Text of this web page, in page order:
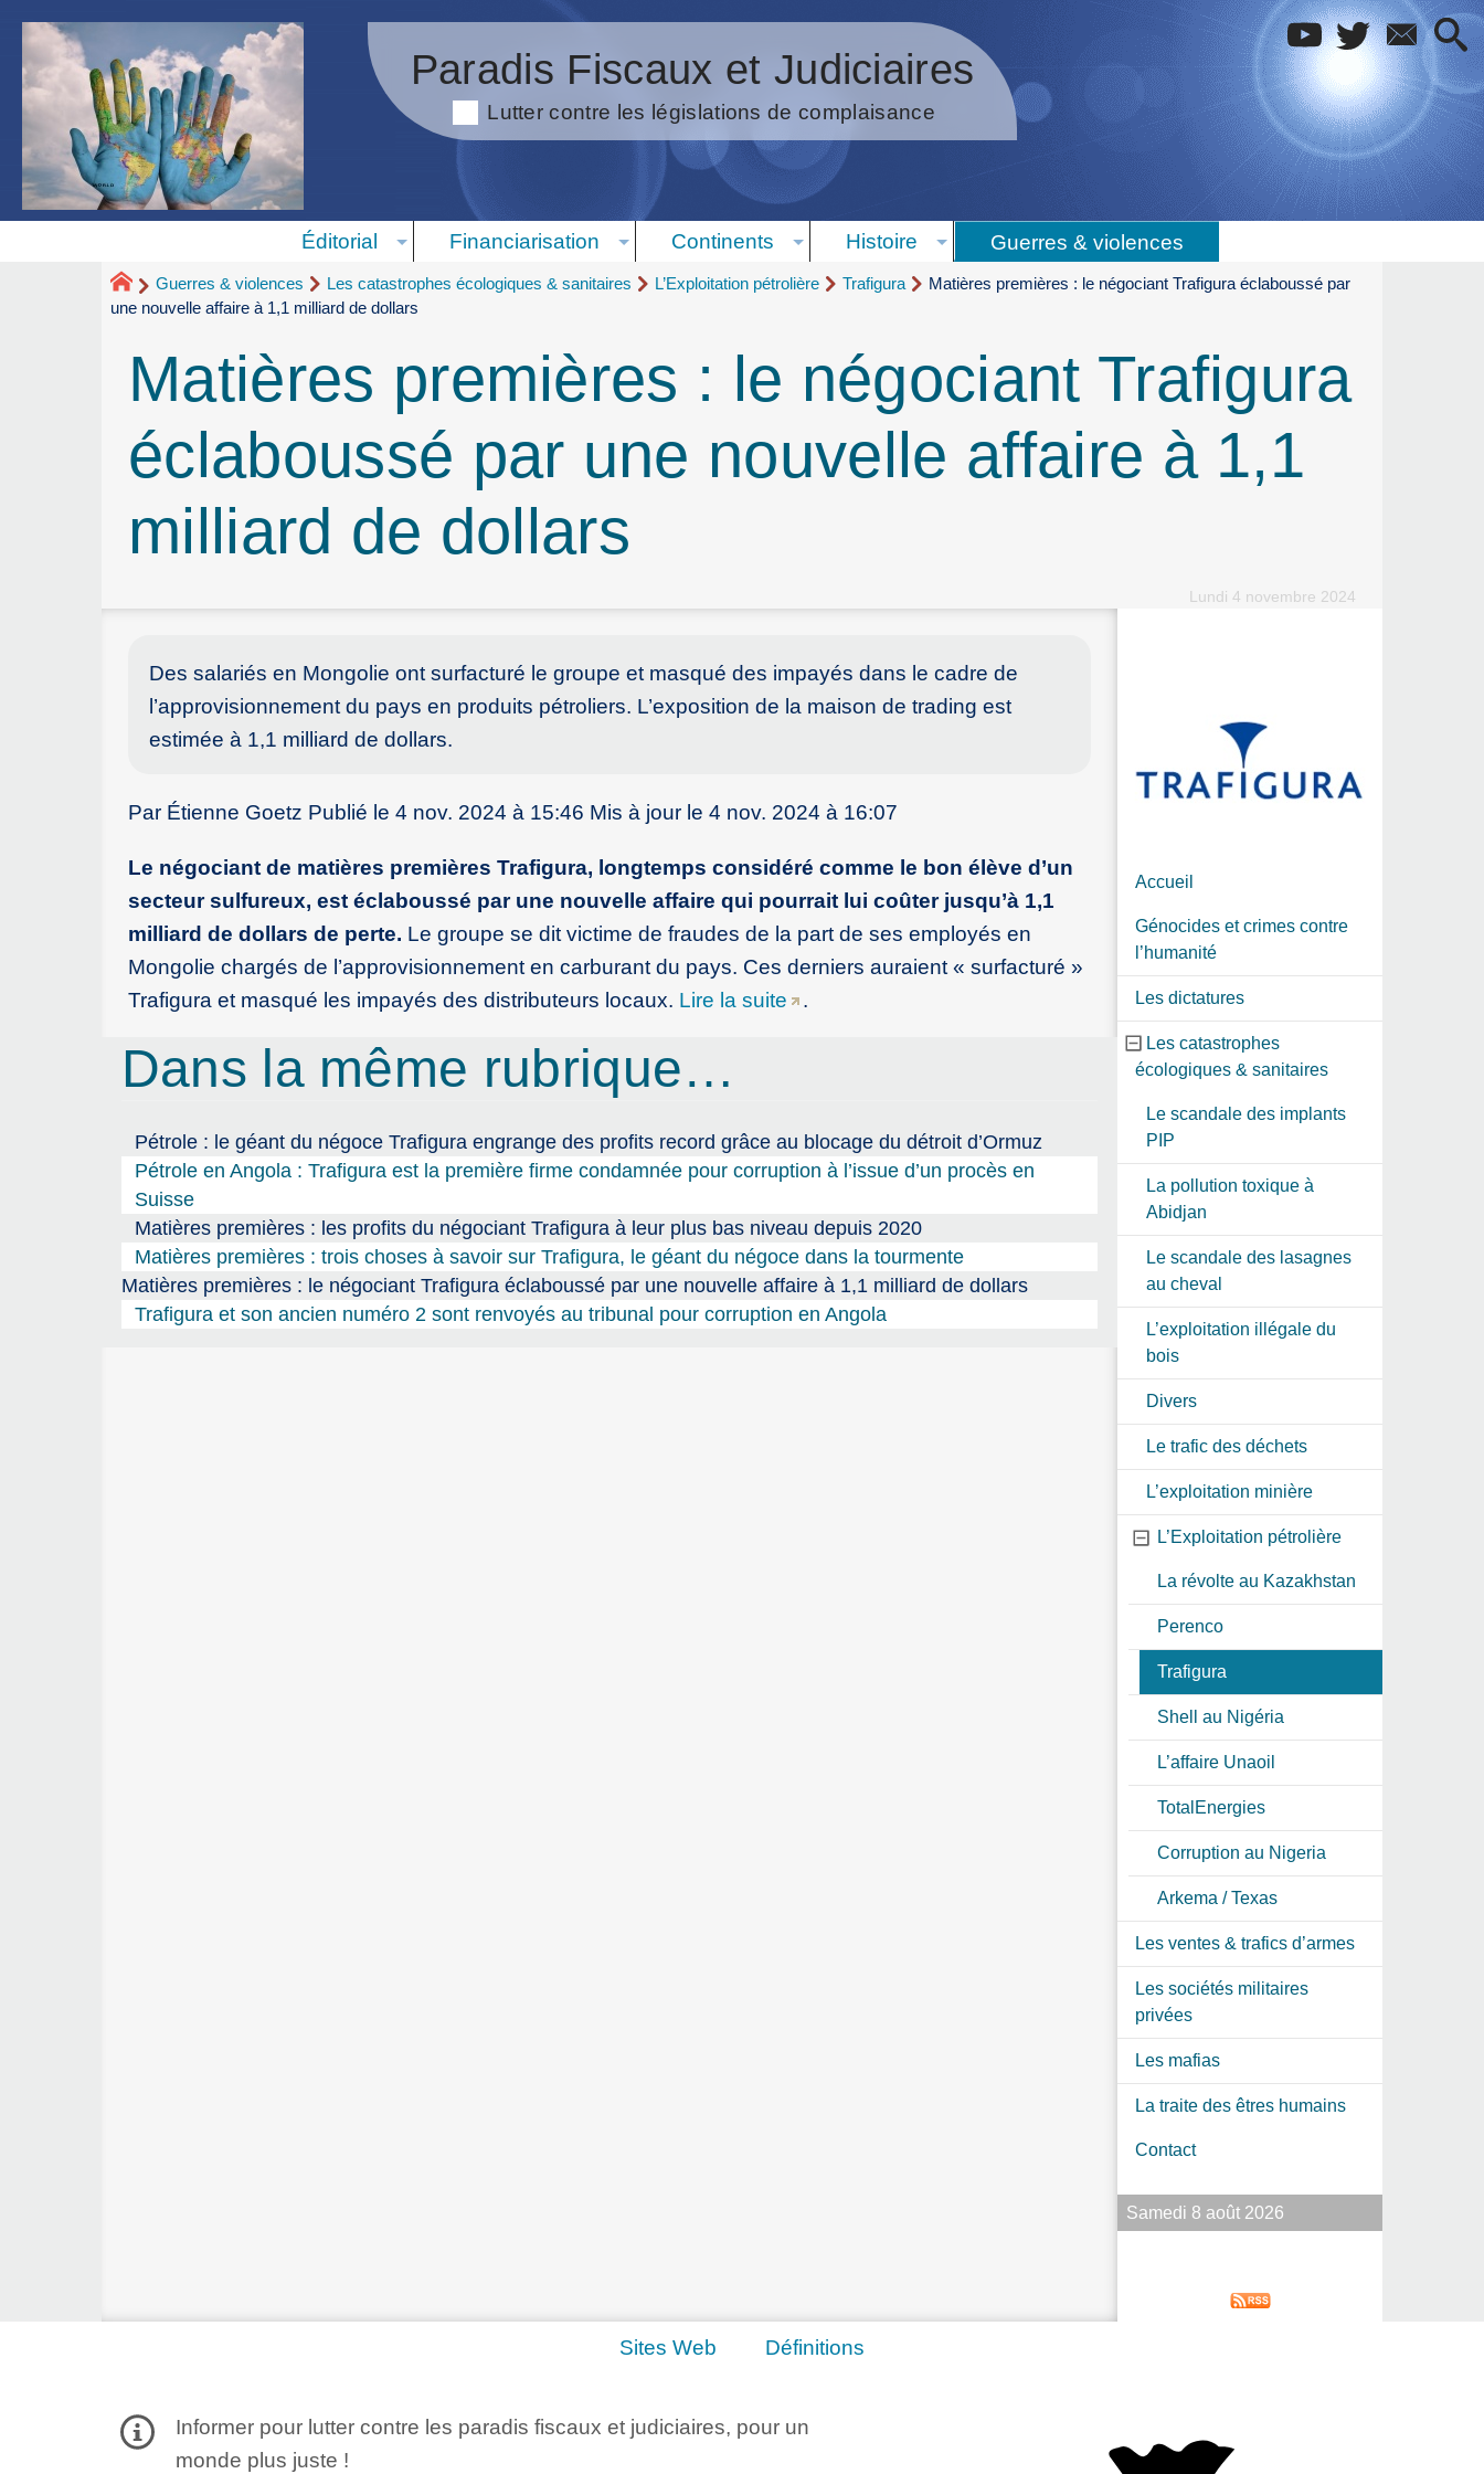
Paradis Fiscaux et Judiciaires
Lutter contre les législations de complaisance
Éditorial Financiarisation Continents Histoire Guerres & violences
Guerres & violences Les catastrophes écologiques & sanitaires L’Exploitation pétrolière Trafigura
Matières premières : le négociant Trafigura éclaboussé par
une nouvelle affaire à 1,1 milliard de dollars
Matières premières : le négociant Trafigura
éclaboussé par une nouvelle affaire à 1,1
milliard de dollars
Lundi 4 novembre 2024
Des salariés en Mongolie ont surfacturé le groupe et masqué des impayés dans le cadre de
l’approvisionnement du pays en produits pétroliers. L’exposition de la maison de trading est
estimée à 1,1 milliard de dollars.
Par Étienne Goetz Publié le 4 nov. 2024 à 15:46 Mis à jour le 4 nov. 2024 à 16:07
Le négociant de matières premières Trafigura, longtemps considéré comme le bon élève d’un
secteur sulfureux, est éclaboussé par une nouvelle affaire qui pourrait lui coûter jusqu’à 1,1
milliard de dollars de perte. Le groupe se dit victime de fraudes de la part de ses employés en
Mongolie chargés de l’approvisionnement en carburant du pays. Ces derniers auraient « surfacturé »
Trafigura et masqué les impayés des distributeurs locaux. Lire la suite .
Dans la même rubrique…
Pétrole : le géant du négoce Trafigura engrange des profits record grâce au blocage du détroit d’Ormuz
Pétrole en Angola : Trafigura est la première firme condamnée pour corruption à l’issue d’un procès en
Suisse
Matières premières : les profits du négociant Trafigura à leur plus bas niveau depuis 2020
Matières premières : trois choses à savoir sur Trafigura, le géant du négoce dans la tourmente
Matières premières : le négociant Trafigura éclaboussé par une nouvelle affaire à 1,1 milliard de dollars
Trafigura et son ancien numéro 2 sont renvoyés au tribunal pour corruption en Angola
Accueil
Génocides et crimes contre
l’humanité
Les dictatures
Les catastrophes
écologiques & sanitaires
Le scandale des implants
PIP
La pollution toxique à
Abidjan
Le scandale des lasagnes
au cheval
L’exploitation illégale du
bois
Divers
Le trafic des déchets
L’exploitation minière
L’Exploitation pétrolière
La révolte au Kazakhstan
Perenco
Trafigura
Shell au Nigéria
L’affaire Unaoil
TotalEnergies
Corruption au Nigeria
Arkema / Texas
Les ventes & trafics d’armes
Les sociétés militaires
privées
Les mafias
La traite des êtres humains
Contact
Samedi 8 août 2026
Sites Web Définitions
Informer pour lutter contre les paradis fiscaux et judiciaires, pour un
monde plus juste !